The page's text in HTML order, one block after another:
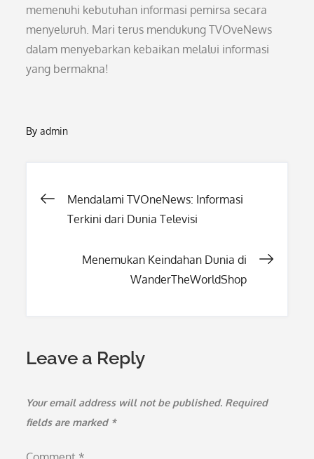
memenuhi kebutuhan informasi pemirsa secara
menyeluruh. Mari terus mendukung TVOveNews
dalam menyebarkan kebaikan melalui informasi
yang bermakna!
Byadmin
Post
Mendalami TVOneNews: Informasi
Terkini dari Dunia Televisi
Menemukan Keindahan Dunia di
WanderTheWorldShop
Leave a Reply
Your email address will not be published. Required
fields are marked *